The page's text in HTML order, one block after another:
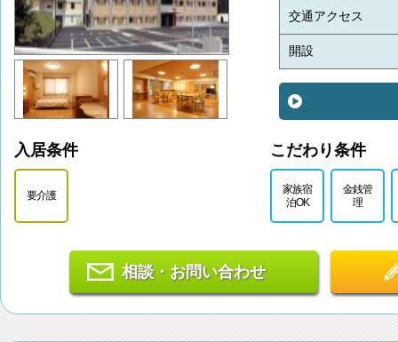
交通アクセス
開設
入居条件
要介護
こだわり条件
家族宿
泊OK
金銭管
理
相談・お問い合わせ